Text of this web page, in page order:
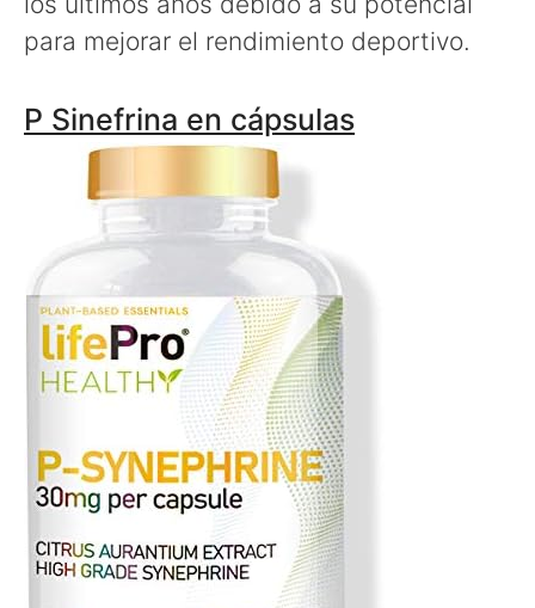
para mejorar el rendimiento deportivo.
P Sinefrina en cápsulas